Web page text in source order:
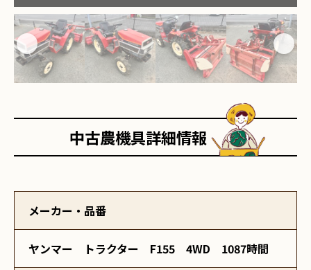
中古農機具詳細情報
メーカー・品番
ヤンマー トラクター F155 4WD 1087時間